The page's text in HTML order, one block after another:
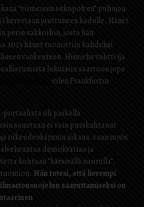
”viimeisen sukupolven” puhujan
kerrotaan juuttuneen kadulle. Hänet
perin sakkoihin, josta hän
2023 hänet tuomittiin kahdeksi
vankeuteen. Hinrichs valitti (ja
lukuisiin saartoon jopa
eilen Frankfurtin
portaalista oli paikalla
sanotaan ei vain purskahtanut
oikeudenkäynnin aikana, vaan myös
demokratiaa ja
kohtaan ”kärsivällä naurulla”,
Hän totesi, että lievempi
saavuttamiseksi on